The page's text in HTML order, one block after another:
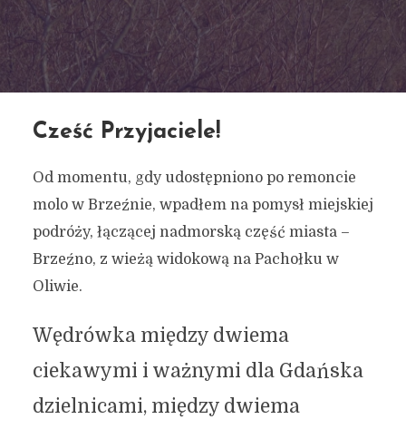
Cześć Przyjaciele!
Od momentu, gdy udostępniono po remoncie
molo w Brzeźnie, wpadłem na pomysł miejskiej
podróży, łączącej nadmorską część miasta –
Brzeźno, z wieżą widokową na Pachołku w
Oliwie.
Wędrówka między dwiema
ciekawymi i ważnymi dla Gdańska
dzielnicami, między dwiema